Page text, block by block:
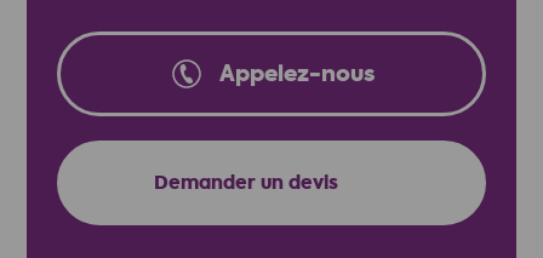
Appelez-nous
Demander un devis